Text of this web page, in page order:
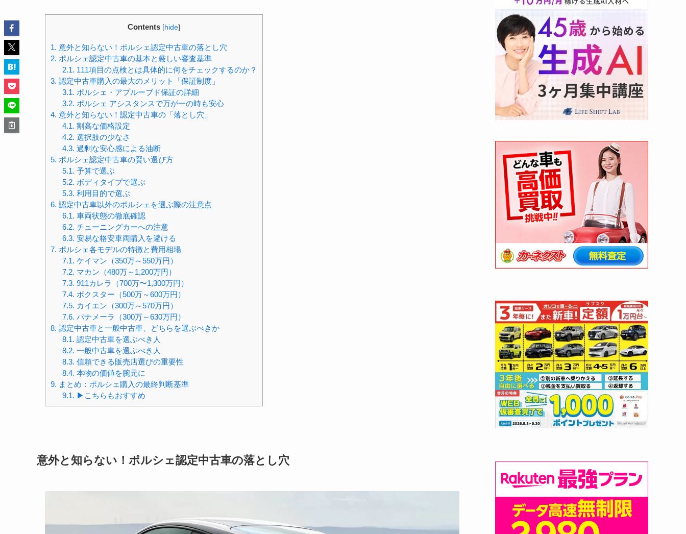
Contents [hide]
1. 意外と知らない！ポルシェ認定中古車の落とし穴
2. ポルシェ認定中古車の基本と厳しい審査基準
2.1. 111項目の点検とは具体的に何をチェックするのか？
3. 認定中古車購入の最大のメリット「保証制度」
3.1. ポルシェ・アプルーブド保証の詳細
3.2. ポルシェ アシスタンスで万が一の時も安心
4. 意外と知らない！認定中古車の「落とし穴」
4.1. 割高な価格設定
4.2. 選択肢の少なさ
4.3. 過剰な安心感による油断
5. ポルシェ認定中古車の賢い選び方
5.1. 予算で選ぶ
5.2. ボディタイプで選ぶ
5.3. 利用目的で選ぶ
6. 認定中古車以外のポルシェを選ぶ際の注意点
6.1. 車両状態の徹底確認
6.2. チューニングカーへの注意
6.3. 安易な格安車両購入を避ける
7. ポルシェ各モデルの特徴と費用相場
7.1. ケイマン（350万～550万円）
7.2. マカン（480万～1,200万円）
7.3. 911カレラ（700万〜1,300万円）
7.4. ボクスター（500万～600万円）
7.5. カイエン（300万～570万円）
7.6. パナメーラ（300万～630万円）
8. 認定中古車と一般中古車、どちらを選ぶべきか
8.1. 認定中古車を選ぶべき人
8.2. 一般中古車を選ぶべき人
8.3. 信頼できる販売店選びの重要性
8.4. 本物の価値を腕元に
9. まとめ：ポルシェ購入の最終判断基準
9.1. ▶︎こちらもおすすめ
意外と知らない！ポルシェ認定中古車の落とし穴